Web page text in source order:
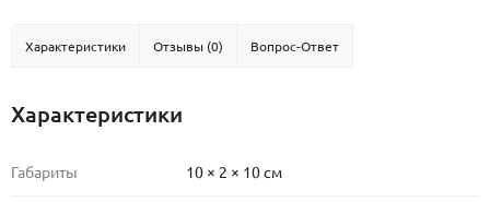
Характеристики Отзывы (0) Вопрос-Ответ
Характеристики
Габариты 10 × 2 × 10 см